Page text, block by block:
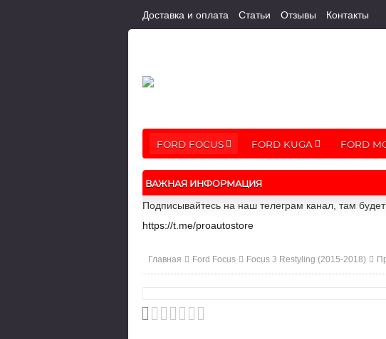
Доставка и оплата Статьи Отзывы Контакты
FORD FOCUS FORD KUGA FORD
ВАЖНАЯ ИНФОРМАЦИЯ
Подписывайтесь на наш телеграм канал, там
https://t.me/proautostore
Главная Ford Focus Focus 3 Restyling (2015-2018)